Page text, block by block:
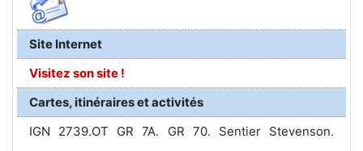
Site Internet
Visitez son site !
Cartes, itinéraires et activités
IGN 2739.OT GR 7A. GR 70. Sentier Stevenson.